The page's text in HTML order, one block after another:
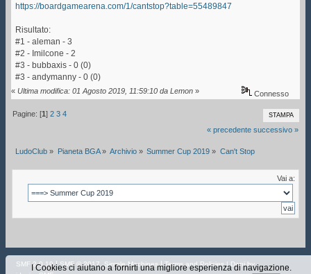
https://boardgamearena.com/1/cantstop?table=55489847
Risultato:
#1 - aleman - 3
#2 - Imilcone - 2
#3 - bubbaxis - 0 (0)
#3 - andymanny - 0 (0)
« Ultima modifica: 01 Agosto 2019, 11:59:10 da Lemon » Connesso
STAMPA
Pagine: [1]2 3 4
« precedente successivo »
LudoClub » Pianeta BGA» Archivio» Summer Cup 2019 » Can't Stop
Vai a:
SMF 2.0.19 | SMF © 2017 Simple Machines |Terms and Policies | Dani by
I Cookies ci aiutano a fornirti una migliore esperienza di navigazione.